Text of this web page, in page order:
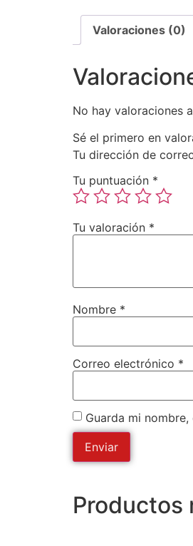
Valoraciones (0)
No hay valoraciones
Sé el primero en
Tu dirección de
Tu puntuación *
Tu valoración *
Nombre *
Correo electrónico *
Guarda mi
Productos